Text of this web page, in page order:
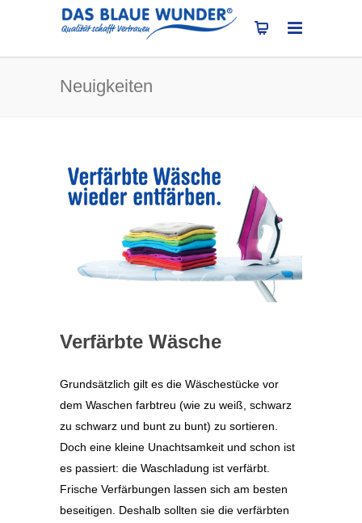
Neuigkeiten
Verfärbte Wäsche
Grundsätzlich gilt es die Wäschestücke vor
dem Waschen farbtreu (wie zu weiß, schwarz
zu schwarz und bunt zu bunt) zu sortieren.
Doch eine kleine Unachtsamkeit und schon ist
es passiert: die Waschladung ist verfärbt.
Frische Verfärbungen lassen sich am besten
beseitigen. Deshalb sollten sie die verfärbten